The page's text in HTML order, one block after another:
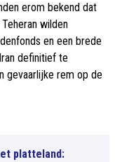
erom bekend dat
wilden
en een brede
definitief te
gevaarlijke rem op de
platteland: